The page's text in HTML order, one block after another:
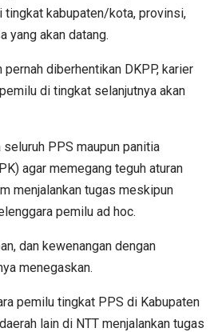
tingkat kabupaten/kota, provinsi,
yang akan datang.
pernah diberhentikan DKPP, karier
di tingkat selanjutnya akan
PPS maupun panitia
agar memegang teguh aturan
menjalankan tugas meskipun
pemilu ad hoc.
dan kewenangan dengan
menegaskan.
pemilu tingkat PPS di Kabupaten
lain di NTT menjalankan tugas